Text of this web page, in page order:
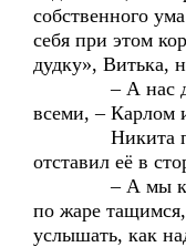
собственного
себя при этом
дудку», Витька,
– А нас
всеми, – Карлом
Никита
отставил её в
– А мы к
по жаре
услышать, как